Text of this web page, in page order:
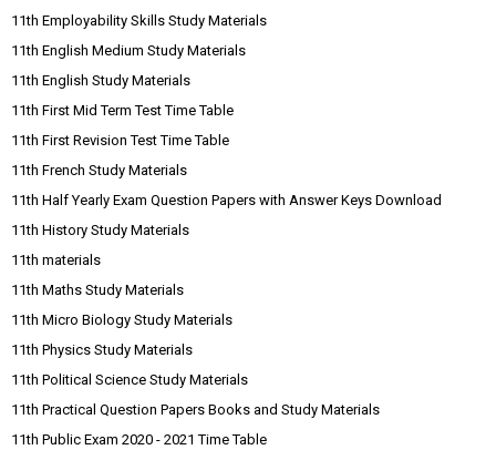
11th Employability Skills Study Materials
11th English Medium Study Materials
11th English Study Materials
11th First Mid Term Test Time Table
11th First Revision Test Time Table
11th French Study Materials
11th Half Yearly Exam Question Papers with Answer Keys Download
11th History Study Materials
11th materials
11th Maths Study Materials
11th Micro Biology Study Materials
11th Physics Study Materials
11th Political Science Study Materials
11th Practical Question Papers Books and Study Materials
11th Public Exam 2020 - 2021 Time Table